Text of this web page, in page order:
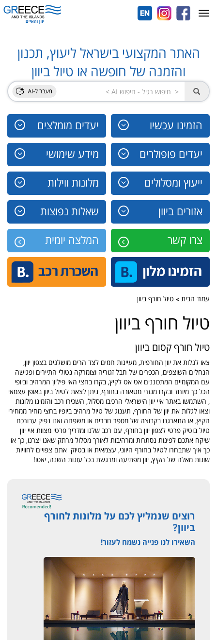
האתר המקצועי בישראל ליעוץ, תכנון
והזמנה של חופשה או טיול ביוון
הזמינו עכשיו יעדים מומלצים
יעדים פופולרים מידע שימושי
ייעוץ ומסלולים מלונות ווילות
אזורים ביוון שאלות נפוצות
צרו קשר המלצה יומית
Toggle
navigation
עמוד הבית » טיול חורף ביוון
טיול חורף ביוון
טיול חורף קסום ביוון
צאו לגלות את יוון החורפית, מעיינות חמים לצד הרים מושלגים בצפון יוון,
הנחלים השוצפים, הכפרים של חבל זגוריה וצומרקה נטולי התיירים ופגישה
עם המקומיים המתכוננים אט אט לקיץ, בקרו בחצי האי פיליון המרהיב וביופי
הכל כך מיוחד ובקרו מנזרי מטאורה בחורף, ניתן לצאת לטיול ביוון באופן עצמאי
, השתמשו באתר איי יוון הישראלי הרכיבו מסלול, השכירו רכב והזמינו מלונות
וצאו לגלות את יוון של החורף, תענוג של טיול מרהיב ביופיו בחצי מחיר ממחירי
הקיץ, או התארגנו בקבוצה של מספר חברים או משפחה ואנו נפיק עבורכם
טיול בוטיק פרטי לצפון יוון בחורף, עם רכב שלנו ומדריך פרטי מצוות איי יוון
שיקח אתכם לפינות נסתרות ומרהיבות לאורך מסלול מרתק שאנו יצרנו, כך או
כך איך שתבחרו לטיול בחורף היווני, עצמאית או בטיוק אתם צפויים לחוויות
שונות מאלה של הקיץ, יוון מפתיעה ומרגשת בכל עונות השנה, יאסו!
רוצים שנמליץ לכם על מלונות לחורף
ביוון?
השאירו לנו פנייה נשמח לעזור!